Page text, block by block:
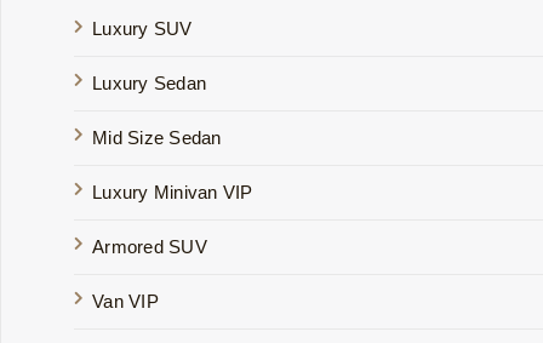
Luxury SUV
Luxury Sedan
Mid Size Sedan
Luxury Minivan VIP
Armored SUV
Van VIP